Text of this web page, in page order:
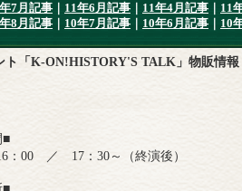
7月記事 11年6月記事 11年4月記事
11
8月記事 10年7月記事 10年6月記事 10
ト「K-ON!HISTORY'S TALK」物販情報
■
：00 ／ 17：30～（終演後）